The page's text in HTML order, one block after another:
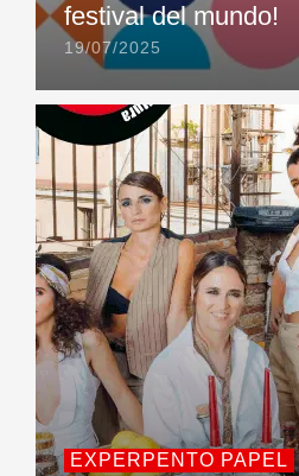
festival del mundo!
19/07/2025
EXPERPENTO PAPEL